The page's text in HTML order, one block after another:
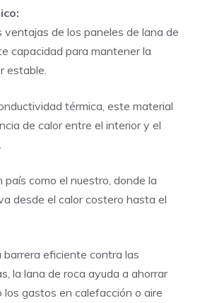
ventajas de los paneles de lana de
capacidad para mantener la
estable.
térmica, este material
de calor entre el interior y el
país como el nuestro, donde la
desde el calor costero hasta el
barrera eficiente contra las
la lana de roca ayuda a ahorrar
los gastos en calefacción o aire